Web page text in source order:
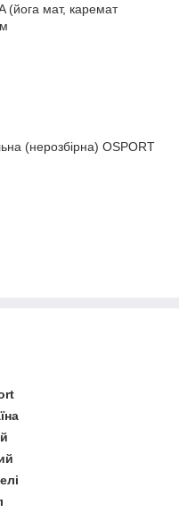
(йога мат, каремат
(нерозбірна) OSPORT